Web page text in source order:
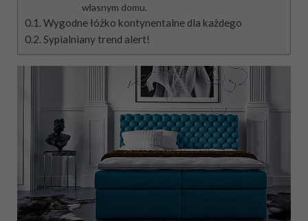
własnym domu.
Wygodne łóżko kontynentalne dla każdego
Sypialniany trend alert!